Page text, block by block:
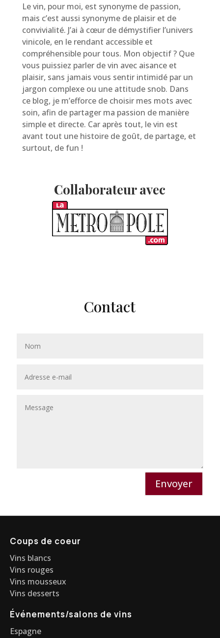
Le vin, pour moi, est synonyme de passion,
mais c’est aussi synonyme de plaisir et de
convivialité. J’ai à cœur de démystifier l’univers
vinicole, en le rendant accessible et
compréhensible pour tous. Mon objectif ? Que
vous puissiez parler de vin avec aisance et
plaisir, sans jamais vous sentir intimidé par un
jargon complexe ou une attitude snob. Dans
ce blog, je m’efforce de choisir mes mots avec
soin, afin de partager ma passion de manière
simple et directe. Car après tout, le vin est
avant tout une histoire de goût, de partage, et
surtout, de fun !
Collaborateur avec
Contact
Envoyer
Coups de coeur
Vins blancs
Vins rouges
Vins mousseux
Vins desserts
Événements/salons de vins
Espagne